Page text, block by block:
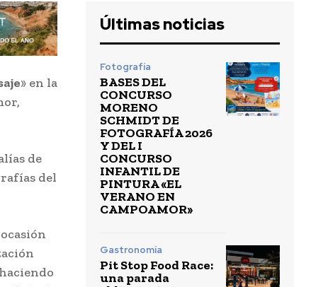
» en la
de
del
Últimas noticias
Fotografía
BASES DEL
CONCURSO
MORENO
SCHMIDT DE
FOTOGRAFÍA 2026
Y DEL I
CONCURSO
INFANTIL DE
PINTURA «EL
VERANO EN
CAMPOAMOR»
Gastronomía
Pit Stop Food Race:
una parada